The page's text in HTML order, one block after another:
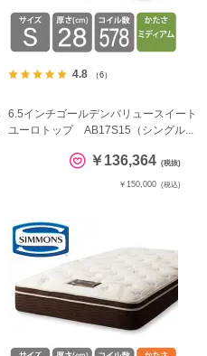
4.8 （6）
6.5インチゴールデンバリュースイート
ユーロトップ AB17S15（シングル...
￥136,364 (税抜)
￥150,000 (税込)